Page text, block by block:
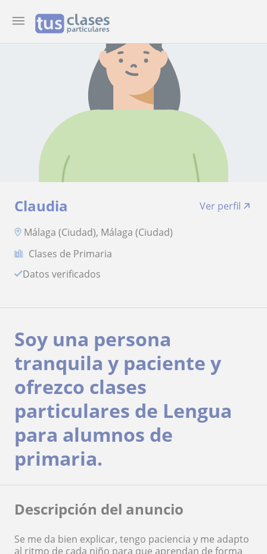
Claudia
Ver perfil
Málaga (Ciudad), Málaga (Ciudad)
Clases de Primaria
Datos verificados
Soy una persona
tranquila y paciente y
ofrezco clases
particulares de Lengua
para alumnos de
primaria.
Descripción del anuncio
Se me da bien explicar, tengo paciencia y me adapto
al ritmo de cada niño para que aprendan de forma